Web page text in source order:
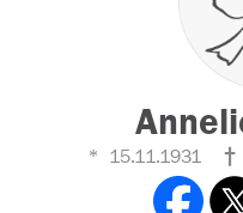
15.11.1931